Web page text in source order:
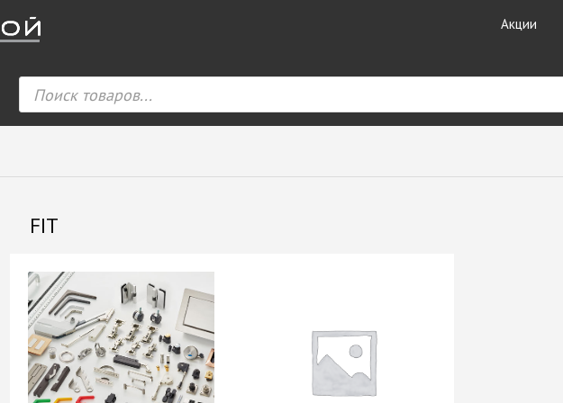
Акции
Листовой материал
Ф.п. + кромка
Компакт ламинат HPL
ЛДСП
СКИФ
СОЮЗ // ВСЕ ИЗДЕЛИЯ
ХДФ
Кухонные
Плинтуса для столешниц
Смесители GranFest
Стекло каленое
Кромочные материалы
FIT